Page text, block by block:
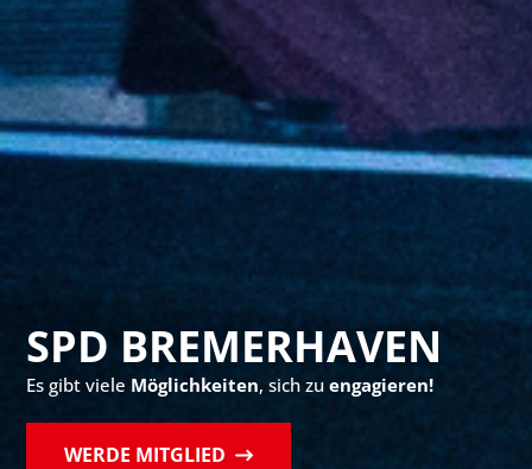
SPD BREMERHAVEN
Es gibt viele Möglichkeiten, sich zu engagieren!
WERDE MITGLIED